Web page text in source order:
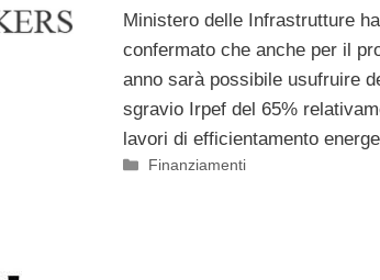
Ministero delle Infrastrutture ha
confermato che anche per il
anno sarà possibile usufruire
sgravio Irpef del 65%
lavori di efficientamento
Categorie
Finanziamenti